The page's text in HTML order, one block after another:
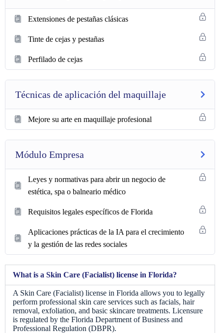
Extensiones de pestañas clásicas
Tinte de cejas y pestañas
Perfilado de cejas
Técnicas de aplicación del maquillaje
Mejore su arte en maquillaje profesional
Módulo Empresa
Leyes y normativas para abrir un negocio de
estética, spa o balneario médico
Requisitos legales específicos de Florida
Aplicaciones prácticas de la IA para el crecimiento
y la gestión de las redes sociales
What is a Skin Care (Facialist) license in Florida?
A Skin Care (Facialist) license in Florida allows you to legally
perform professional skin care services such as facials, hair
removal, exfoliation, and basic skincare treatments. Licensure
is regulated by the Florida Department of Business and
Professional Regulation (DBPR).